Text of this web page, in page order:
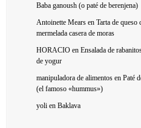
Baba ganoush (o paté de berenjena)
Antoinette Mears en Tarta de queso
mermelada casera de moras
HORACIO en Ensalada de
de yogur
manipuladora de alimentos en Paté
(el famoso «hummus»)
yoli en Baklava